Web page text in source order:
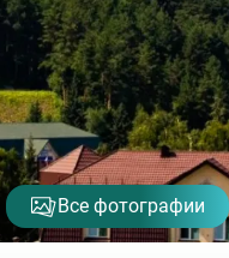
Все фотографии